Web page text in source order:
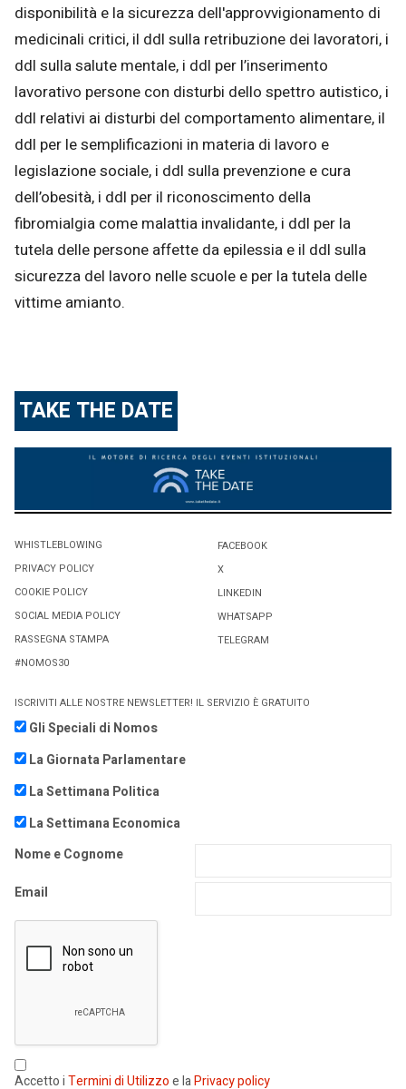
disponibilità e la sicurezza dell'approvvigionamento di
medicinali critici, il ddl sulla retribuzione dei lavoratori, i
ddl sulla salute mentale, i ddl per l’inserimento
lavorativo persone con disturbi dello spettro autistico, i
ddl relativi ai disturbi del comportamento alimentare, il
ddl per le semplificazioni in materia di lavoro e
legislazione sociale, i ddl sulla prevenzione e cura
dell’obesità, i ddl per il riconoscimento della
fibromialgia come malattia invalidante, i ddl per la
tutela delle persone affette da epilessia e il ddl sulla
sicurezza del lavoro nelle scuole e per la tutela delle
vittime amianto.
TAKE THE DATE
WHISTLEBLOWING
PRIVACY POLICY
COOKIE POLICY
SOCIAL MEDIA POLICY
RASSEGNA STAMPA
#NOMOS30
FACEBOOK
X
LINKEDIN
WHATSAPP
TELEGRAM
ISCRIVITI ALLE NOSTRE NEWSLETTER! IL SERVIZIO È GRATUITO
Gli Speciali di Nomos
La Giornata Parlamentare
La Settimana Politica
La Settimana Economica
Nome e Cognome
Email
Accetto iTermini di Utilizzoe laPrivacy policy